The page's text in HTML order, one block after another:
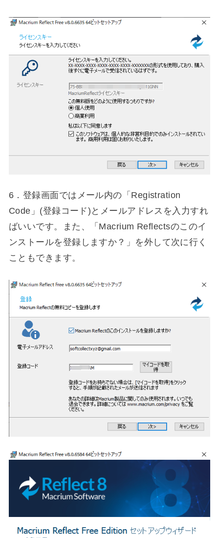
6．登録画面ではメール内の「Registration
Code」(登録コード)とメールアドレスを入力すれ
ばいいです。また、「Macrium Reflectsのこのイ
ンストールを登録しますか？」を外して次に行く
こともできます。